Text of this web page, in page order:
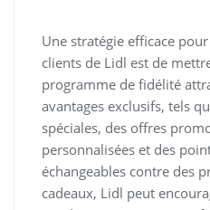
Une stratégie efficace
clients de Lidl est de
programme de fidélité
avantages exclusifs, tels
spéciales, des offres
personnalisées et des
échangeables contre des
cadeaux, Lidl peut